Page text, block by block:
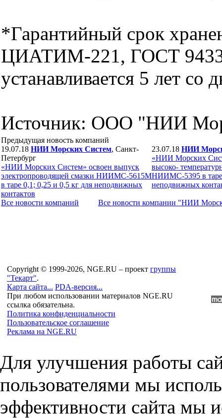
*Гарантийный срок
ЦИАТИМ-221, ГОСТ
устанавливается 5 лет со
Источник: ООО "НИИ
Предыдущая новость компаний
19.07.18 НИИ Морских Систем, Санкт-
Петербург
«НИИ Морских Систем» освоен выпуск
электропроводящей смазки НИИМС-5615М
в таре 0,1; 0,25 и 0,5 кг для неподвижных
контактов
23.07.18 НИИ
«НИИ Морских
высоко-
НИИМС-5395 в таре
неподвижных
Все новости компaний Все новости компaнии "НИИ
Copyright © 1999-2026, NGE.RU – проект группы
"Текарт".
Карта сайта... PDA-версия...
При любом использовании материалов NGE.RU
ссылка обязательна.
Политика конфиденциальности
Пользовательское соглашение
Реклама на NGE.RU
Для улучшения работы
пользователями мы
эффективности сайта мы